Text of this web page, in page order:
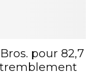
pour 82,7